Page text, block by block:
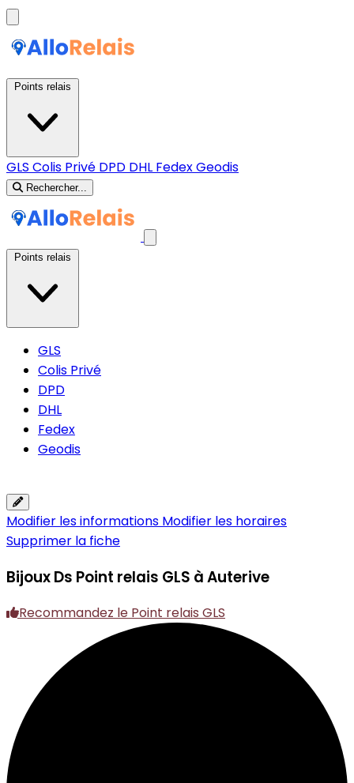
GLS Colis Privé DPD DHL FedexGeodis
Rechercher...
GLS
Colis Privé
DPD
DHL
Fedex
Geodis
Modifier les informations Modifier les horaires
Supprimer la fiche
Bijoux Ds Point relais GLS à Auterive
Recommandez le Point relais GLS